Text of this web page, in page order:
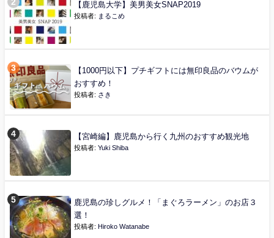
【鹿児島大学】美男美女SNAP2019
投稿者: まるこめ
【1000円以下】プチギフトには無印良品のバウムが
おすすめ！
投稿者: さき
【宮崎編】鹿児島から行く九州のおすすめ観光地
投稿者: Yuki Shiba
鹿児島の珍しグルメ！「まぐろラーメン」のお店３
選！
投稿者: Hiroko Watanabe